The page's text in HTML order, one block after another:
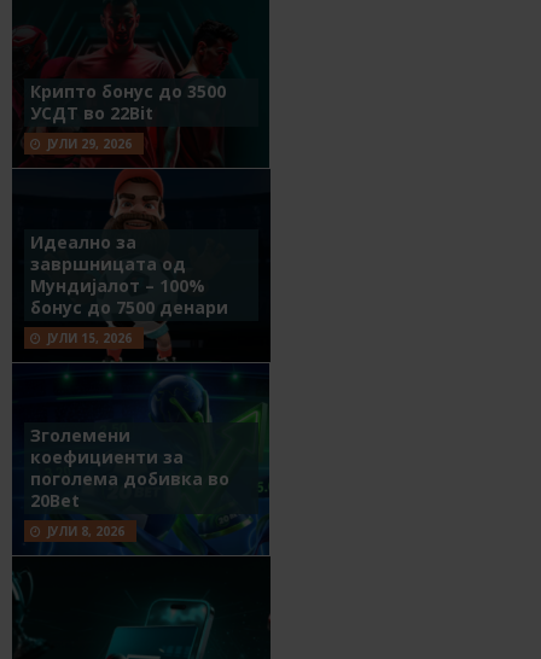
Крипто бонус до 3500
УСДТ во 22Bit
ЈУЛИ 29, 2026
Идеално за
завршницата од
Мундијалот – 100%
бонус до 7500 денари
ЈУЛИ 15, 2026
Зголемени
коефициенти за
поголема добивка во
20Bet
ЈУЛИ 8, 2026